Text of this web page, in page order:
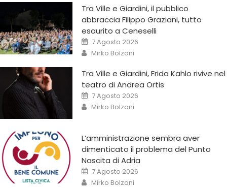
Tra Ville e Giardini, il pubblico
abbraccia Filippo Graziani, tutto
esaurito a Ceneselli
7 Agosto 2026
Mirko Bolzoni
Tra Ville e Giardini, Frida Kahlo rivive nel
teatro di Andrea Ortis
7 Agosto 2026
Mirko Bolzoni
L’amministrazione sembra aver
dimenticato il problema del Punto
Nascita di Adria
7 Agosto 2026
Mirko Bolzoni